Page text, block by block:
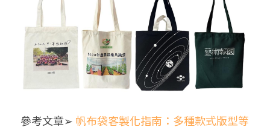
參考文章➢ 帆布袋客製化指南：多種款式版型等